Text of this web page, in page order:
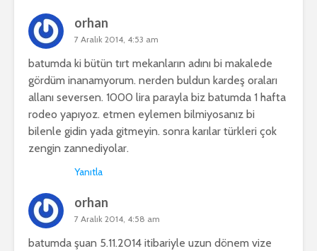
orhan
7 Aralık 2014, 4:53 am
batumda ki bütün tırt mekanların adını bi makalede
gördüm inanamyorum. nerden buldun kardeş oraları
allanı seversen. 1000 lira parayla biz batumda 1 hafta
rodeo yapıyoz. etmen eylemen bilmiyosanız bi
bilenle gidin yada gitmeyin. sonra karılar türkleri çok
zengin zannediyolar.
Yanıtla
orhan
7 Aralık 2014, 4:58 am
batumda şuan 5.11.2014 itibariyle uzun dönem vize